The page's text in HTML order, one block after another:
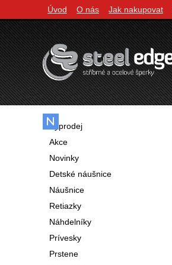
Výprodej
Akce
Novinky
Detské náušnice
Náušnice
Retiazky
Náhdelníky
Prívesky
Prstene
Navigácia
Úvod O nás Jak nakupovat